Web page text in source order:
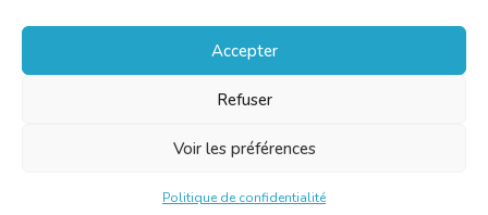
Accepter
Refuser
Voir les préférences
Politique de confidentialité